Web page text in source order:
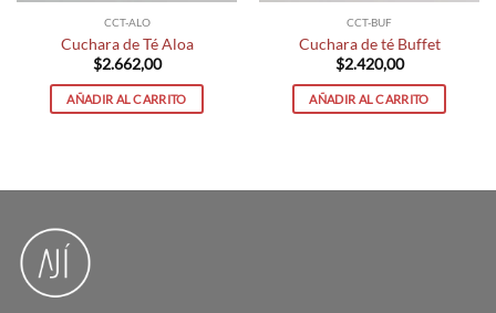
CCT-ALO
Cuchara de Té Aloa
$2.662,00
AÑADIR AL CARRITO
CCT-BUF
Cuchara de té Buffet
$2.420,00
AÑADIR AL CARRITO